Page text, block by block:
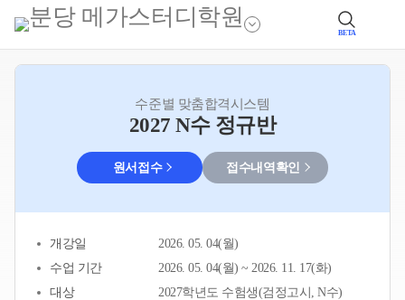
BETA
수준별 맞춤합격시스템
2027 N수 정규반
원서접수 접수내역확인
개강일
2026. 05. 04(월)
수업 기간
2026. 05. 04(월) ~ 2026. 11. 17(화)
대상
2027학년도 수험생(검정고시, N수)